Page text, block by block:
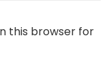
this browser for